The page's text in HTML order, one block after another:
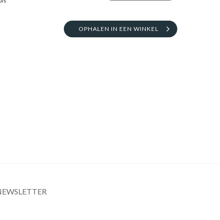
OPHALEN IN EEN WINKEL